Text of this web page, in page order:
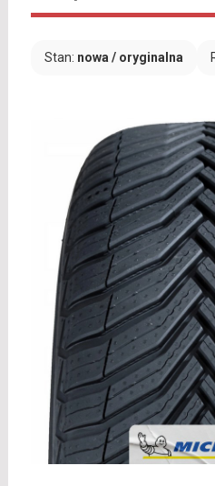
Stan: nowa / oryginalna